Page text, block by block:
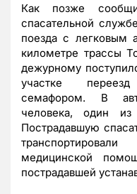
Как позже
спасательной
поезда с легковым
километре трассы
дежурному
участке
семафором. В
человека, один
Пострадавшую
медицинской
пострадавшей